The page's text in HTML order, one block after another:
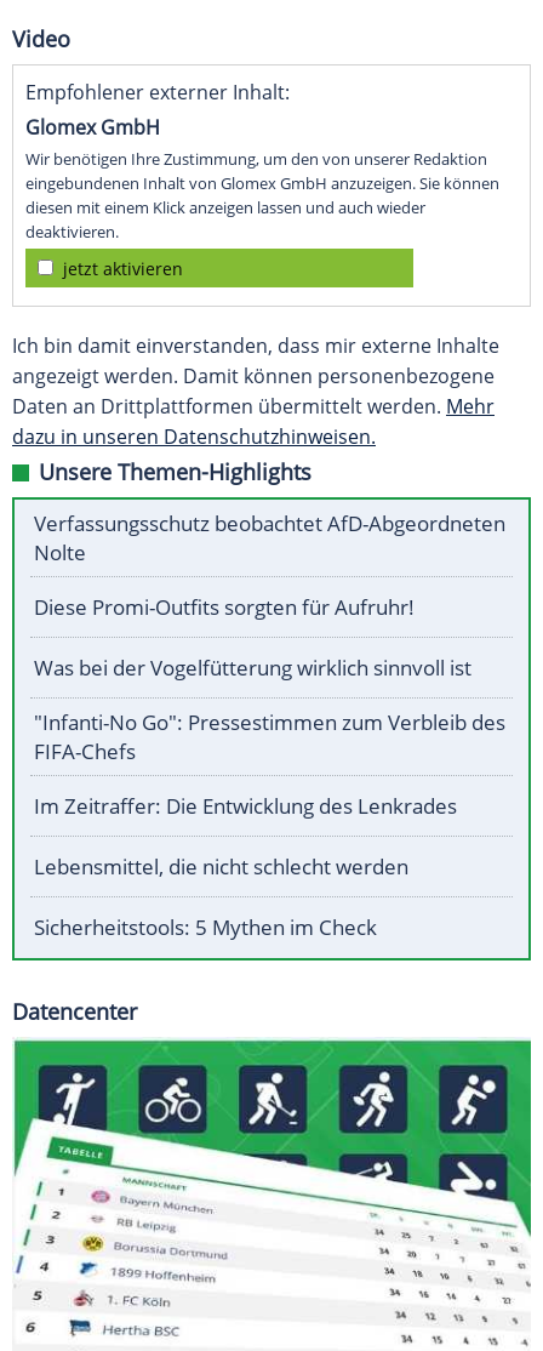
Video
Empfohlener externer Inhalt:
Glomex GmbH
Wir benötigen Ihre Zustimmung, um den von unserer Redaktion
eingebundenen Inhalt von Glomex GmbH anzuzeigen. Sie können
diesen mit einem Klick anzeigen lassen und auch wieder
deaktivieren.
jetzt aktivieren
Ich bin damit einverstanden, dass mir externe Inhalte
angezeigt werden. Damit können personenbezogene
Daten an Drittplattformen übermittelt werden. Mehr
dazu in unseren Datenschutzhinweisen.
Unsere Themen-Highlights
Verfassungsschutz beobachtet AfD-Abgeordneten
Nolte
Diese Promi-Outfits sorgten für Aufruhr!
Was bei der Vogelfütterung wirklich sinnvoll ist
"Infanti-No Go": Pressestimmen zum Verbleib des
FIFA-Chefs
Im Zeitraffer: Die Entwicklung des Lenkrades
Lebensmittel, die nicht schlecht werden
Sicherheitstools: 5 Mythen im Check
Datencenter